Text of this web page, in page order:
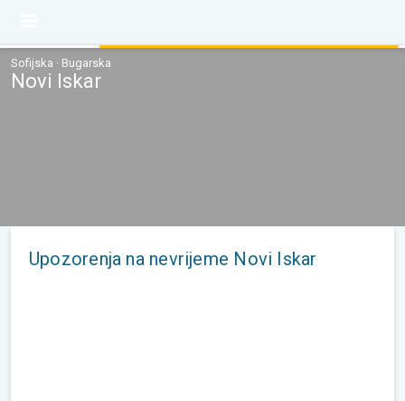
Sofijska · Bugarska
Novi Iskar
Upozorenja na nevrijeme Novi Iskar